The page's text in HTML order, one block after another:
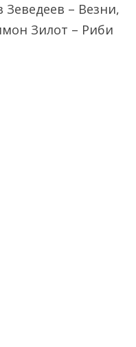
– Везни,
Зилот – Риби